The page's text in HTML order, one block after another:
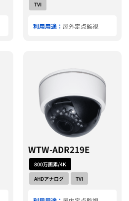
TVI
利用用途： 屋外定点監視
WTW-ADR219E
800万画素/4K
AHDアナログ
TVI